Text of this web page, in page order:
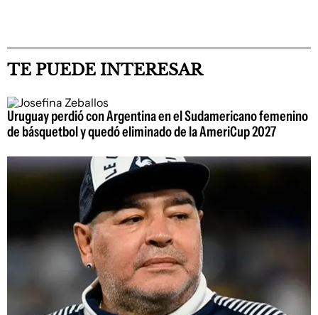
TE PUEDE INTERESAR
Uruguay perdió con Argentina en el Sudamericano femenino
de básquetbol y quedó eliminado de la AmeriCup 2027